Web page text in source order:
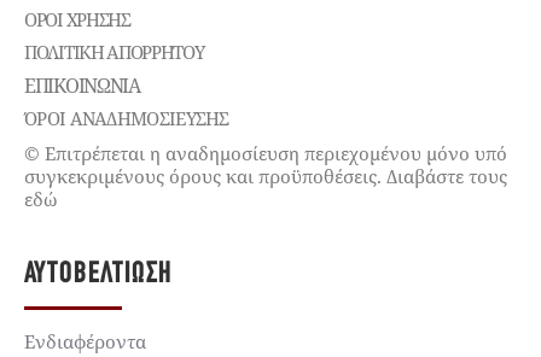
ΌΡΟΙ ΧΡΉΣΗΣ
ΠΟΛΙΤΙΚΉ ΑΠΟΡΡΉΤΟΥ
ΕΠΙΚΟΙΝΩΝΊΑ
ΌΡΟΙ ΑΝΑΔΗΜΟΣΙΕΥΣΗΣ
© Επιτρέπεται η αναδημοσίευση περιεχομένου μόνο υπό
συγκεκριμένους όρους και προϋποθέσεις. Διαβάστε τους
εδώ
ΑΥΤΟΒΕΛΤΊΩΣΗ
Ενδιαφέροντα